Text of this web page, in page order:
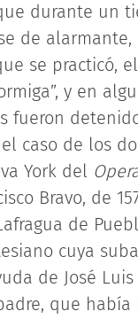
durante un
de
se practicó,
y en
fueron
caso de los
York del
Bravo, de
de
cuya
de José
que